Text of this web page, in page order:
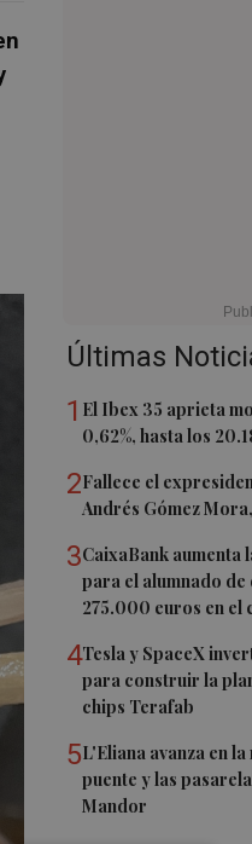
Últimas
1 El Ibex 35 aprieta
0,62%, hasta los
2Fallece el
Andrés Gómez
3CaixaBank aumenta
para el alumnado de
275.000 euros en el
4Tesla y SpaceX
para construir la
chips Terafab
5L'Eliana avanza en
puente y las
Mandor